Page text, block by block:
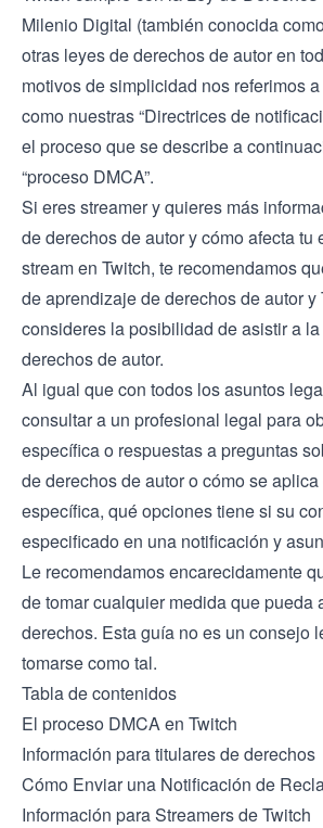
Milenio Digital (también conocida
otras leyes de derechos de autor en
motivos de simplicidad nos referimos
como nuestras “Directrices de
el proceso que se describe a
“proceso DMCA”.
Si eres streamer y quieres más
de derechos de autor y cómo afecta tu
stream en Twitch, te recomendamos
de aprendizaje de derechos de autor y
consideres la posibilidad de asistir a la
derechos de autor.
Al igual que con todos los asuntos
consultar a un profesional legal para
específica o respuestas a preguntas
de derechos de autor o cómo se
específica, qué opciones tiene si su
especificado en una notificación y
Le recomendamos encarecidamente
de tomar cualquier medida que pueda
derechos. Esta guía no es un consejo
tomarse como tal.
Tabla de contenidos
El proceso DMCA en Twitch
Información para titulares de derechos
Cómo Enviar una Notificación de
Información para Streamers de Twitch